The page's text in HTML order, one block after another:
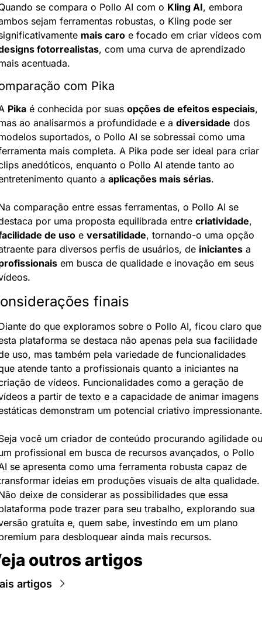
se compara o Pollo AI com o Kling AI, embora
sejam ferramentas robustas, o Kling pode ser
mais caro
fotorrealistas, com uma curva de aprendizado
acentuada.
com Pika
Pika é conhecida por suas opções de efeitos especiais,
ao analisarmos a profundidade e a diversidade dos
suportados, o Pollo AI se sobressai como uma
mais completa. A Pika pode ser ideal para criar
anedóticos, enquanto o Pollo AI atende tanto ao
quanto a aplicações mais sérias.
comparação entre essas ferramentas, o Pollo AI se
por uma proposta equilibrada entre criatividade
de uso e versatilidade, tornando-o uma opção
para diversos perfis de usuários, de iniciantes
em busca de qualidade e inovação em seus
finais
do que exploramos sobre o Pollo AI, ficou claro que
plataforma se destaca não apenas pela sua facilidade
uso, mas também pela variedade de funcionalidades
atende tanto a profissionais quanto a iniciantes na
de vídeos. Funcionalidades como a geração de
a partir de texto e a capacidade de animar imagens
demonstram um potencial criativo impressionante.
você um criador de conteúdo procurando agilidade ou
profissional em busca de recursos avançados, o Pollo
se apresenta como uma ferramenta robusta capaz de
ideias em produções visuais de alta qualidade.
deixe de considerar as possibilidades que essa
pode trazer para seu trabalho, explorando sua
gratuita e, quem sabe, investindo em um plano
para desbloquear ainda mais recursos.
outros artigos
artigos